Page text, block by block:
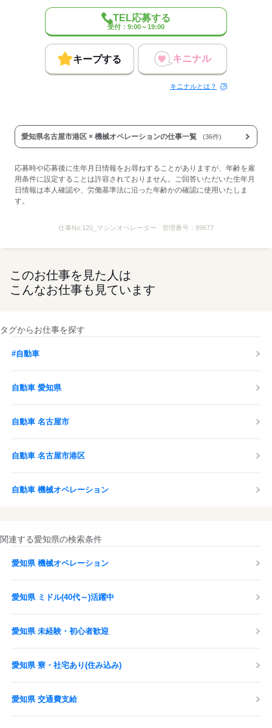
TEL応募する
受付：9:00～19:00
キープする キニナル
キニナルとは？
愛知県名古屋市港区 × 機械オペレーションの仕事一覧 (36件)
応募時や応募後に生年月日情報をお尋ねすることがありますが、年齢を雇
用条件に設定することは許容されておりません。ご回答いただいた生年月
日情報は本人確認や、労働基準法に沿った年齢かの確認に使用いたしま
す。
仕事No. 120_マシンオペレーター 管理番号：89677
このお仕事を見た人は
こんなお仕事も見ています
タグからお仕事を探す
#自動車
自動車 愛知県
自動車 名古屋市
自動車 名古屋市港区
自動車 機械オペレーション
関連する愛知県の検索条件
愛知県 機械オペレーション
愛知県 ミドル(40代～)活躍中
愛知県 未経験・初心者歓迎
愛知県 寮・社宅あり(住み込み)
愛知県 交通費支給